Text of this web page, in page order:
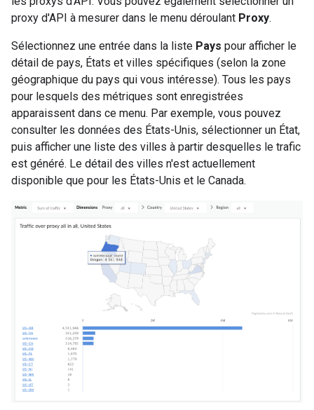
proxy d'API à mesurer dans le menu déroulant Proxy.
Sélectionnez une entrée dans la liste Pays pour afficher le
détail de pays, États et villes spécifiques (selon la zone
géographique du pays qui vous intéresse). Tous les pays
pour lesquels des métriques sont enregistrées
apparaissent dans ce menu. Par exemple, vous pouvez
consulter les données des États-Unis, sélectionner un État,
puis afficher une liste des villes à partir desquelles le trafic
est généré. Le détail des villes n'est actuellement
disponible que pour les États-Unis et le Canada.